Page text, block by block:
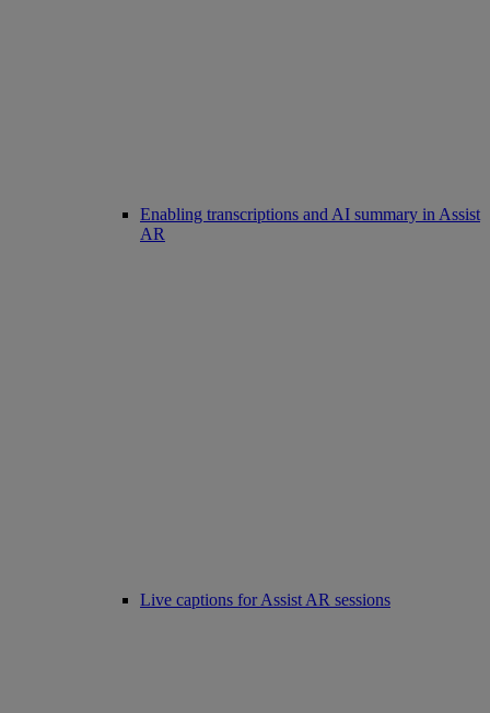
Enabling transcriptions and AI summary in Assist
AR
Live captions for Assist AR sessions